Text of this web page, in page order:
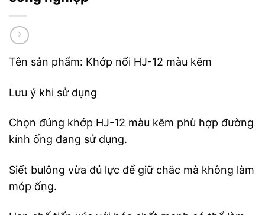
Tên sản phẩm: Khớp nối HJ-12 màu kẽm
Lưu ý khi sử dụng
Chọn đúng khớp HJ-12 màu kẽm phù hợp đường
kính ống đang sử dụng.
Siết bulông vừa đủ lực để giữ chắc mà không làm
móp ống.